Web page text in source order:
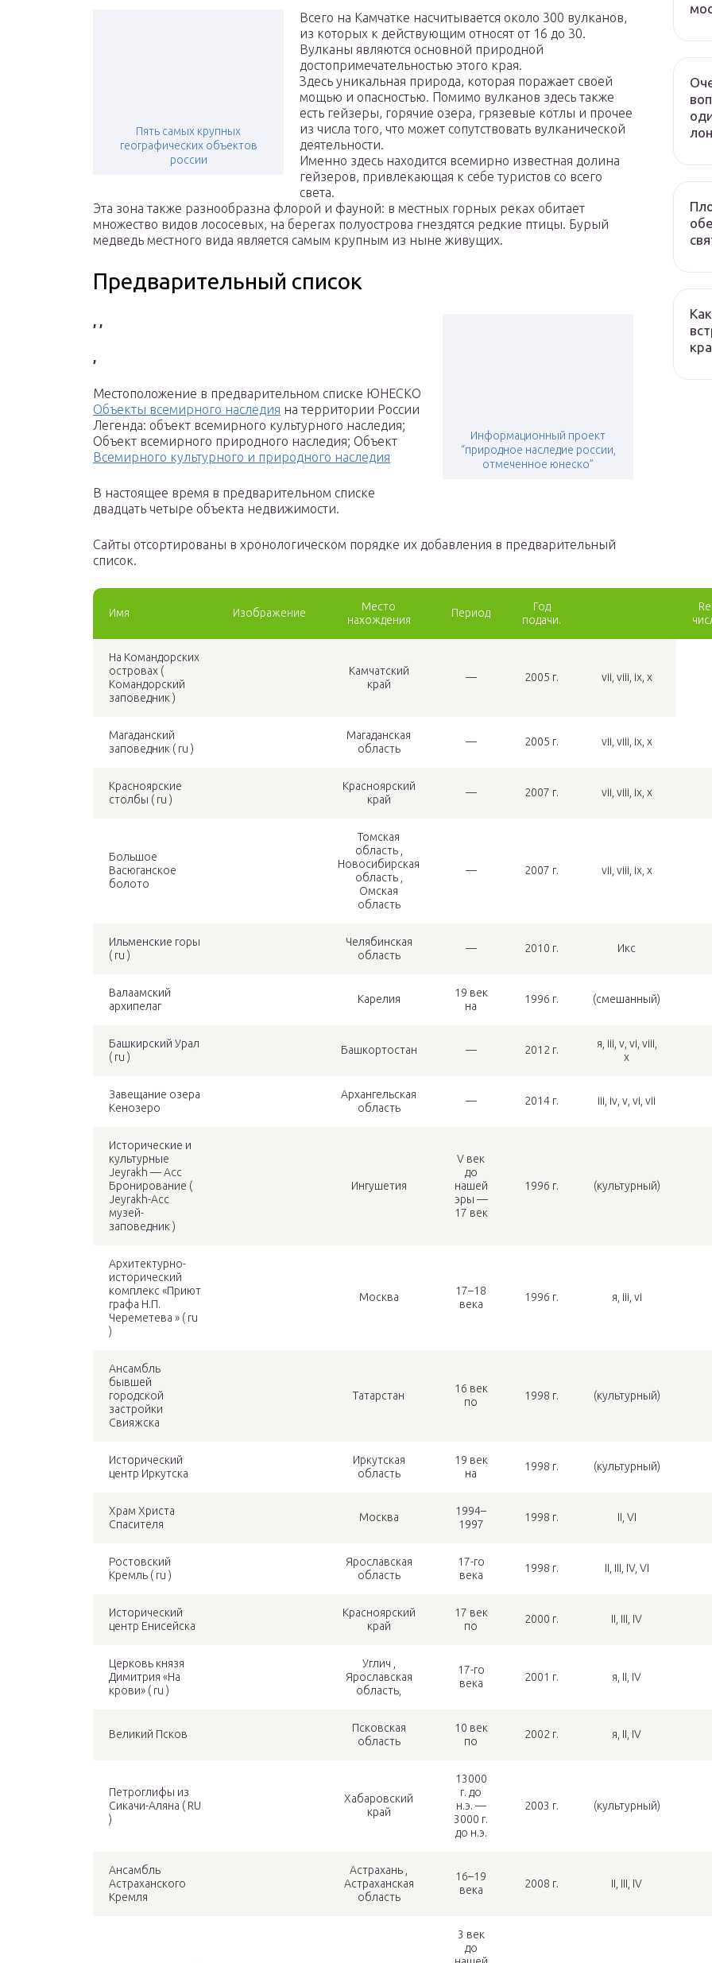
Пять самых крупных
географических объектов
россии
Всего на Камчатке насчитывается около 300 вулканов,
из которых к действующим относят от 16 до 30.
Вулканы являются основной природной
достопримечательностью этого края.
Здесь уникальная природа, которая поражает своей
мощью и опасностью. Помимо вулканов здесь также
есть гейзеры, горячие озера, грязевые котлы и прочее
из числа того, что может сопутствовать вулканической
деятельности.
Именно здесь находится всемирно известная долина
гейзеров, привлекающая к себе туристов со всего
света.
Эта зона также разнообразна флорой и фауной: в местных горных реках обитает
множество видов лососевых, на берегах полуострова гнездятся редкие птицы. Бурый
медведь местного вида является самым крупным из ныне живущих.
Предварительный список
Информационный проект
“природное наследие россии,
отмеченное юнеско”
, ,
,
Местоположение в предварительном списке ЮНЕСКО
Объекты всемирного наследия на территории России
Легенда: объект всемирного культурного наследия;
Объект всемирного природного наследия; Объект
Всемирного культурного и природного наследия
В настоящее время в предварительном списке
двадцать четыре объекта недвижимости.
Сайты отсортированы в хронологическом порядке их добавления в предварительный
список.
Имя Изображение
Место
нахождения
Период
Год
подачи.
На Командорских
островах (
Командорский
заповедник )
Камчатский
край
— 2005 г. vii, viii, ix, x
Магаданский
заповедник ( ru )
Магаданская
область
— 2005 г. vii, viii, ix, x
Красноярские
столбы ( ru )
Красноярский
край
— 2007 г. vii, viii, ix, x
Большое
Васюганское
болото
Томская
область ,
Новосибирская
область ,
Омская
область
— 2007 г. vii, viii, ix, x
Ильменские горы
( ru )
Челябинская
область
— 2010 г. Икс
Валаамский
архипелаг
Карелия
19 век
на
1996 г. (смешанный)
Башкирский Урал
( ru )
Башкортостан — 2012 г.
я, iii, v, vi, viii,
x
Завещание озера
Кенозеро
Архангельская
область
— 2014 г. iii, iv, v, vi, vii
Исторические и
культурные
Jeyrakh — Асс
Бронирование (
Jeyrakh-Асс
музей-
заповедник )
Ингушетия
V век
до
нашей
эры —
17 век
1996 г. (культурный)
Архитектурно-
исторический
комплекс «Приют
графа Н.П.
Череметева » ( ru
)
Москва
17–18
века
1996 г. я, iii, vi
Ансамбль
бывшей
городской
застройки
Свияжска
Татарстан
16 век
по
1998 г. (культурный)
Исторический
центр Иркутска
Иркутская
область
19 век
на
1998 г. (культурный)
Храм Христа
Спасителя
Москва
1994–
1997
1998 г. II, VI
Ростовский
Кремль ( ru )
Ярославская
область
17-го
века
1998 г. II, III, IV, VI
Исторический
центр Енисейска
Красноярский
край
17 век
по
2000 г. II, III, IV
Церковь князя
Димитрия «На
крови» ( ru )
Углич ,
Ярославская
область,
17-го
века
2001 г. я, II, IV
Великий Псков
Псковская
область
10 век
по
2002 г. я, II, IV
Петроглифы из
Сикачи-Аляна ( RU
)
Хабаровский
край
13000
г. до
н.э. —
3000 г.
до н.э.
2003 г. (культурный)
Ансамбль
Астраханского
Кремля
Астрахань ,
Астраханская
область
16–19
века
2008 г. II, III, IV
3 век
до